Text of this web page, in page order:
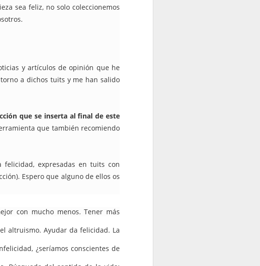
sea feliz, no solo coleccionemos
y artículos de opinión que he
a dichos tuits y me han salido
que se inserta al final de este
que también recomiendo
felicidad, expresadas en tuits con
Espero que alguno de ellos os
con mucho menos. Tener más
altruismo. Ayudar da felicidad. La
¿seríamos conscientes de
es sí"